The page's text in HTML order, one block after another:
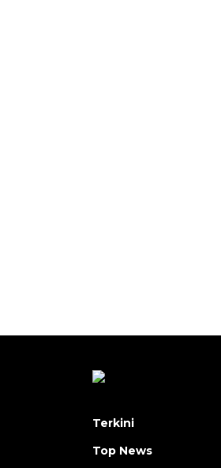
Terkini
Top News